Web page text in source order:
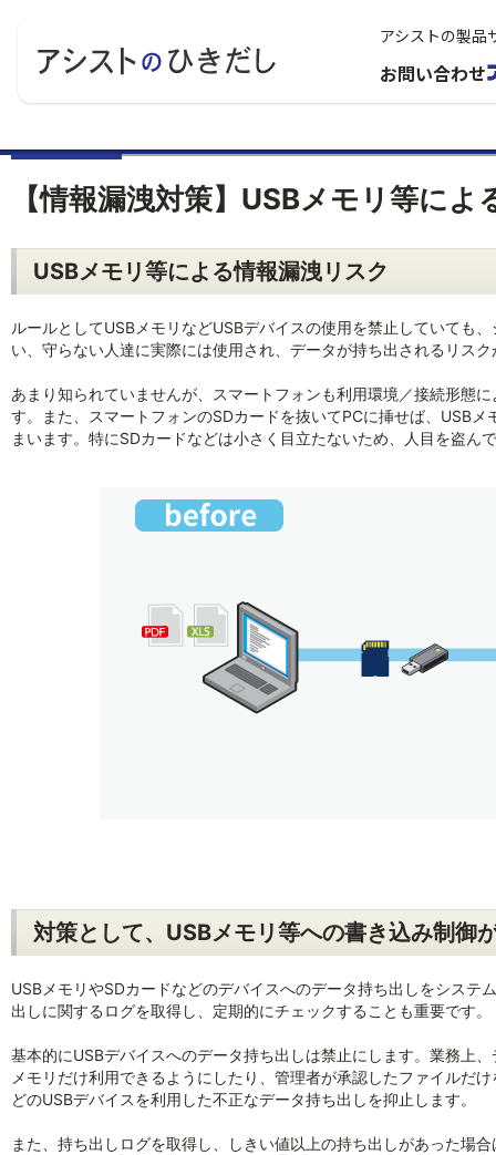
アシストの製品
お問い合わせ
【情報漏洩対策】USBメモリ等に
USBメモリ等による情報漏洩リスク
ルールとしてUSBメモリなどUSBデバイスの使用を禁止していても
い、守らない人達に実際には使用され、データが持ち出されるリス
あまり知られていませんが、スマートフォンも利用環境／接続形態
す。また、スマートフォンのSDカードを抜いてPCに挿せば、USB
まいます。特にSDカードなどは小さく目立たないため、人目を盗ん
対策として、USBメモリ等への書き込み制御
USBメモリやSDカードなどのデバイスへのデータ持ち出しをシステ
出しに関するログを取得し、定期的にチェックすることも重要です。
基本的にUSBデバイスへのデータ持ち出しは禁止にします。業務上
メモリだけ利用できるようにしたり、管理者が承認したファイルだ
どのUSBデバイスを利用した不正なデータ持ち出しを抑止します。
また、持ち出しログを取得し、しきい値以上の持ち出しがあった場